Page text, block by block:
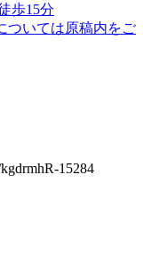
歩15分
ついては原稿内をご
15284